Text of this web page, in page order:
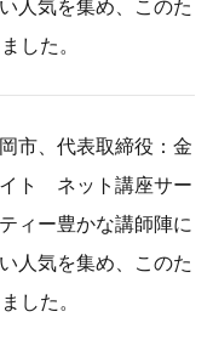
人気を集め、このた
した。
市、代表取締役：金
ト ネット講座サー
ィー豊かな講師陣に
人気を集め、このた
した。